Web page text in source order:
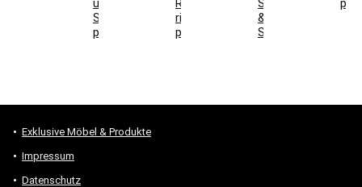
und
Stromanschluss
prüfen
Richtung
richtig
prüfen
Steckdosen
&
Stauraum
Exklusive Möbel & Produkte
Impressum
Datenschutz